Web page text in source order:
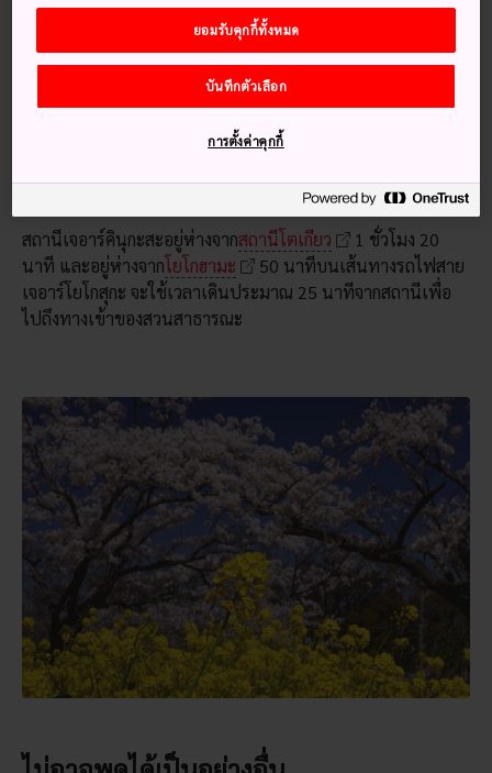
กะและตลอดไปจนถึงอ่าวโตเกียว
มีสวนสนุกที่มีชื่อเสียงอยู่ในสวนสาธารณะแห่งนี้
วิธีการเดินทาง
ในระยะทางค่อนข้างไกล หรือใช้บริการรถแท็กซี่ซึ่งรวดเร็วกว่า
สถานีเจอาร์คินุกะสะอยู่ห่างจากสถานีโตเกียว
1 ชั่วโมง 20
นาที และอยู่ห่างจากโยโกฮามะ
50 นาทีบนเส้นทางรถไฟสาย
เจอาร์โยโกสุกะ จะใช้เวลาเดินประมาณ 25 นาทีจากสถานีเพื่อ
ไปถึงทางเข้าของสวนสาธารณะ
ยอมรับคุกกี้ทั้งหมด
บันทึกตัวเลือก
การตั้งค่าคุกกี้